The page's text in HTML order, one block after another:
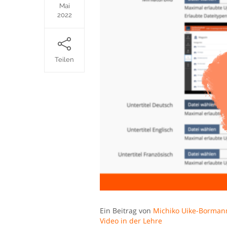
Mai
2022
Teilen
Ein Beitrag von Michiko Uike-
Video in der Lehre